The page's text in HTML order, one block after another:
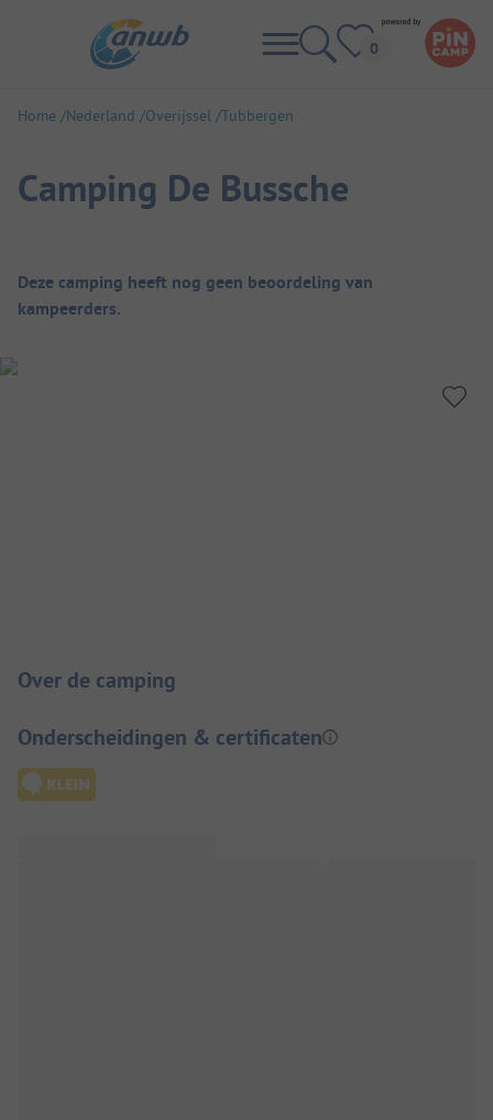
Home Nederland Overijssel Tubbergen
Camping De Bussche
Camping overzicht
Deze camping heeft nog geen beoordeling van
kampeerders.
Over de camping
Onderscheidingen & certificaten